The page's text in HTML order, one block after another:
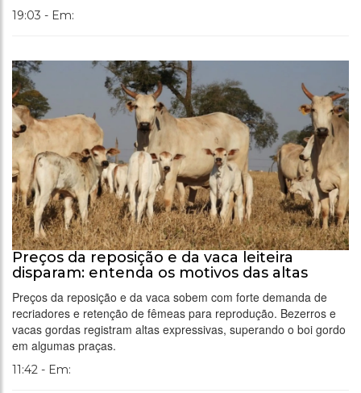
19:03 - Em:
Preços da reposição e da vaca leiteira
disparam: entenda os motivos das altas
Preços da reposição e da vaca sobem com forte demanda de
recriadores e retenção de fêmeas para reprodução. Bezerros e
vacas gordas registram altas expressivas, superando o boi gordo
em algumas praças.
11:42 - Em: